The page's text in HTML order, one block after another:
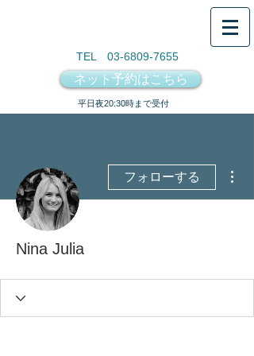
TEL 03-6809-7655
ネット予約はこちら
​平日夜20:30時まで受付
フォローする
Nina Julia